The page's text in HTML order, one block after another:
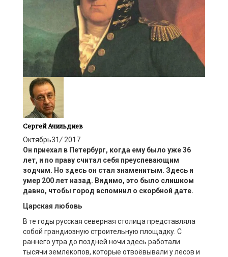
Сергей Ачильдиев
Октябрь31/ 2017
Он приехал в Петербург, когда ему было уже 36
лет, и по праву считал себя преуспевающим
зодчим. Но здесь он стал знаменитым. Здесь и
умер 200 лет назад. Видимо, это было слишком
давно, чтобы город вспомнил о скорбной дате.
Царская любовь
В те годы русская северная столица представляла
собой грандиозную строительную площадку. С
раннего утра до поздней ночи здесь работали
тысячи землекопов, которые отвоёвывали у лесов и